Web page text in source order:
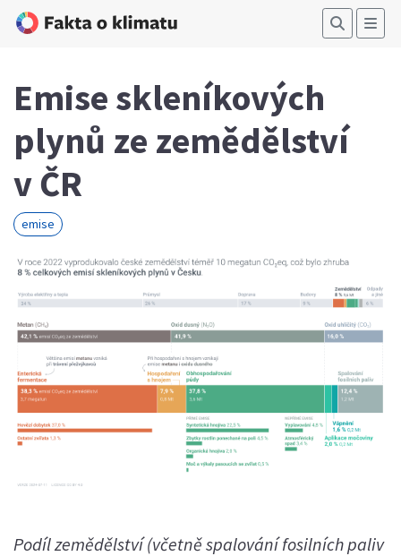
Emise skleníkových
plynů ze zemědělství
v ČR
emise
Podíl zemědělství (včetně spalování fosilních paliv